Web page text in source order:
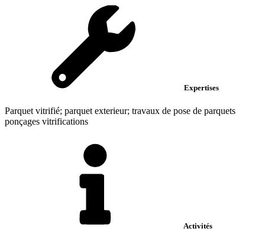
Expertises
Parquet vitrifié; parquet exterieur; travaux de pose de parquets
ponçages vitrifications
Activités